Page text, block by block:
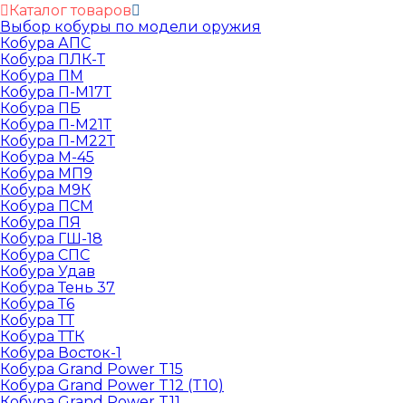
Каталог товаров
Выбор кобуры по модели оружия
Кобура АПС
Кобура ПЛК-Т
Кобура ПМ
Кобура П-М17Т
Кобура ПБ
Кобура П-М21Т
Кобура П-М22Т
Кобура М-45
Кобура МП9
Кобура М9К
Кобура ПСМ
Кобура ПЯ
Кобура ГШ-18
Кобура СПС
Кобура Удав
Кобура Тень 37
Кобура Т6
Кобура ТТ
Кобура ТТК
Кобура Восток-1
Кобура Grand Power T15
Кобура Grand Power T12 (T10)